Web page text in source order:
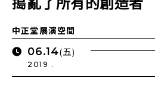
中正堂展演空間
06.14(五)
2019 .